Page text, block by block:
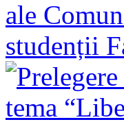
studenții